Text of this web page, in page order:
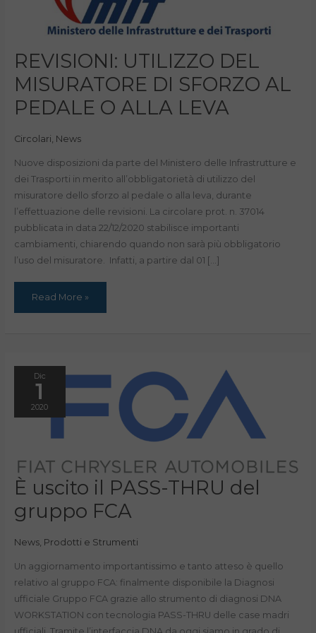
REVISIONI: UTILIZZO DEL
MISURATORE DI SFORZO AL
PEDALE O ALLA LEVA
Circolari News
Nuove disposizioni da parte del Ministero delle Infrastrutture e
dei Trasporti in merito all’obbligatorietà di utilizzo del
misuratore dello sforzo al pedale o alla leva, durante
l’effettuazione delle revisioni. La circolare prot. n. 37014
pubblicata in data 22/12/2020 stabilisce importanti
cambiamenti, chiarendo quando non sarà più obbligatorio
l’uso del misuratore. Infatti, a partire dal 01 […]
REVISIONI:
UTILIZZO
DEL
MISURATORE
DI
SFORZO
AL
PEDALE
LEVA
Read More »
Dic
1
2020
È uscito il PASS-THRU del
gruppo FCA
News, Prodotti e Strumenti
Un aggiornamento importantissimo e tanto atteso è quello
relativo al gruppo FCA: finalmente disponibile la Diagnosi
ufficiale Gruppo FCA grazie allo strumento di diagnosi DNA
WORKSTATION con tecnologia PASS-THRU delle case madri
uscito
il
THRU
del
FCA